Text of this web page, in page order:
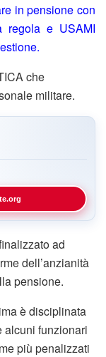
in pensione con
regola e USAMI
che
militare.
ad
dell’anzianità
pensione.
è disciplinata
alcuni funzionari
più penalizzati